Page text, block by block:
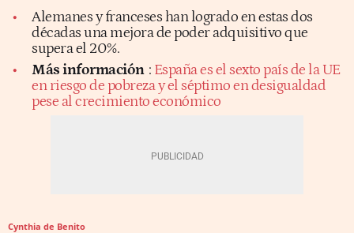
Alemanes y franceses han logrado en estas dos
décadas una mejora de poder adquisitivo que
supera el 20%.
Más información : España es el sexto país de la UE
en riesgo de pobreza y el séptimo en desigualdad
pese al crecimiento económico
Cynthia de Benito